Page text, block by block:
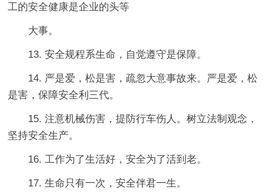
工的安全健康是企业的头等
大事。
13. 安全规程系生命，自觉遵守是保障。
14. 严是爱，松是害，疏忽大意事故来。严是爱，松
是害，保障安全利三代。
15. 注意机械伤害，提防行车伤人。树立法制观念，
坚持安全生产。
16. 工作为了生活好，安全为了活到老。
17. 生命只有一次，安全伴君一生。